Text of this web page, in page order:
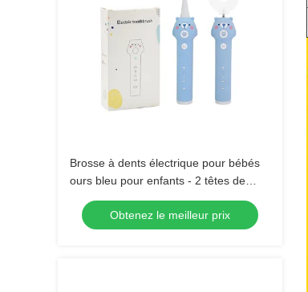
Brosse à dents électrique pour bébés
ours bleu pour enfants - 2 têtes de
brosse (brousse douce) Brosse à dents
à son sans étanchéité avec 3 modes
pour enfants 3-15 ans Kit de soins
Obtenez le meilleur prix